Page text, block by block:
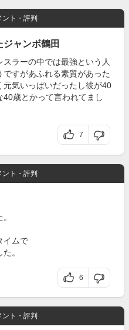
ト・評判
ジャンボ鶴田
ラーの中では最強という人
すがあふれる素質があった
気いっぱいだったし彼が40
歳とかって言われてまし
7
ト・評判
イムで
。
6
ト・評判